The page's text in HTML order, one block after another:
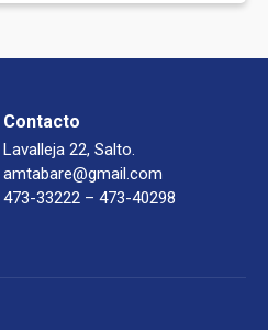
Contacto
Lavalleja 22, Salto.
amtabare@gmail.com
473-33222 – 473-40298